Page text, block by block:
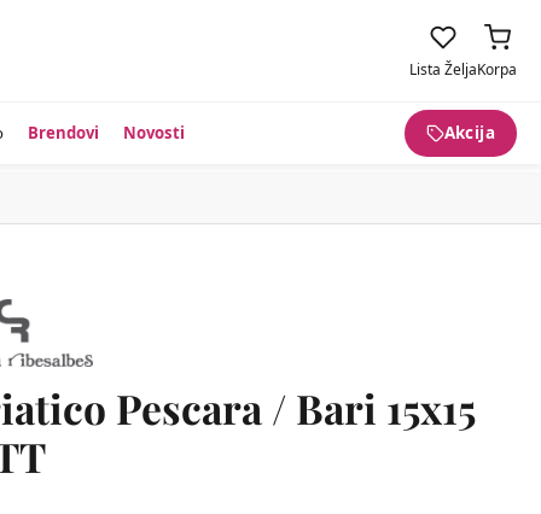
Lista ŽeljaKorpa
Brendovi Novosti Akcija
Pescara / Bari 15x15